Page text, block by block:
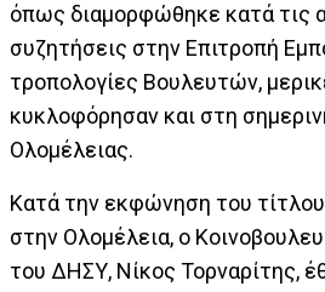
όπως διαμορφώθηκε κατά τις
συζητήσεις στην Επιτροπή
τροπολογίες Βουλευτών,
κυκλοφόρησαν και στη
Ολομέλειας.
Κατά την εκφώνηση του
στην Ολομέλεια, ο
του ΔΗΣΥ, Νίκος Τορναρίτης,